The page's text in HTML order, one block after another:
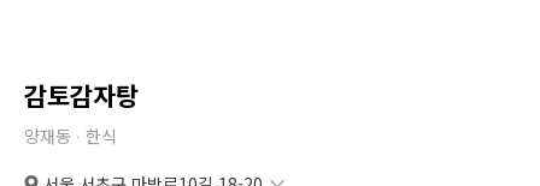
감토감자탕
양재동 ∙ 한식